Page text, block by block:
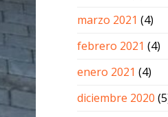
marzo 2021 (4)
febrero 2021 (4)
enero 2021 (4)
diciembre 2020